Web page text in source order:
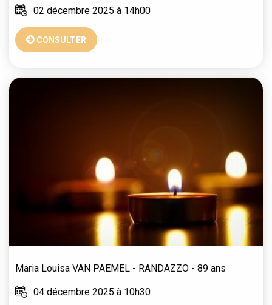
02 décembre 2025 à 14h00
CONSULTER
Maria Louisa VAN PAEMEL - RANDAZZO - 89 ans
04 décembre 2025 à 10h30